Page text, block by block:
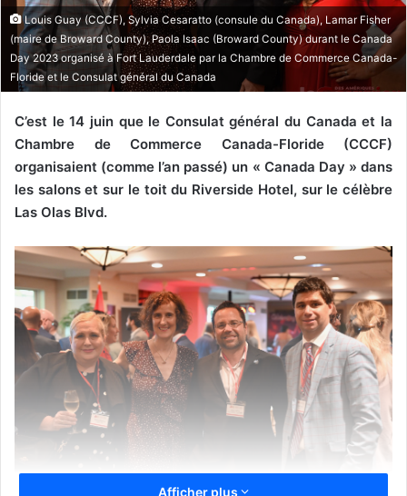
Louis Guay (CCCF), Sylvia Cesaratto (consule du Canada), Lamar Fisher
(maire de Broward County), Paola Isaac (Broward County) durant le Canada
Day 2023 organisé à Fort Lauderdale par la Chambre de Commerce Canada-
Floride et le Consulat général du Canada
C’est le 14 juin que le Consulat général du Canada et la
Chambre de Commerce Canada-Floride (CCCF)
organisaient (comme l’an passé) un « Canada Day » dans
les salons et sur le toit du Riverside Hotel, sur le célèbre
Las Olas Blvd.
Afficher plus